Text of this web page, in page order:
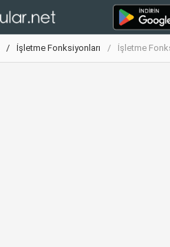
İşletme Fonksiyonları İşletme